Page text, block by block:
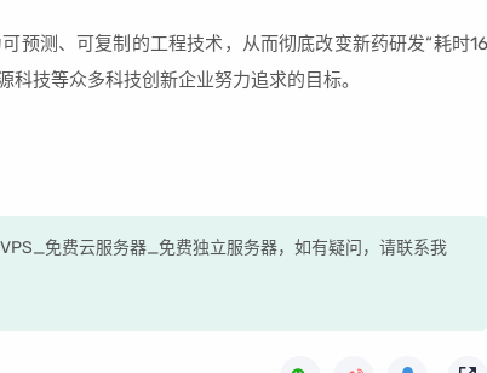
预测、可复制的工程技术，从而彻底改变新药研发“耗时16
技等众多科技创新企业努力追求的目标。
免费云服务器_免费独立服务器，如有疑问，请联系我